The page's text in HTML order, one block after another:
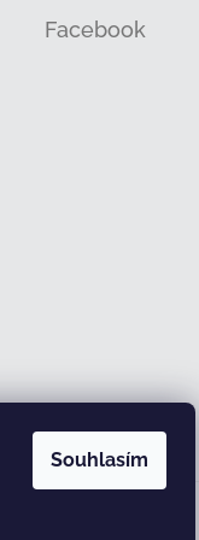
Souhlasím
Facebook